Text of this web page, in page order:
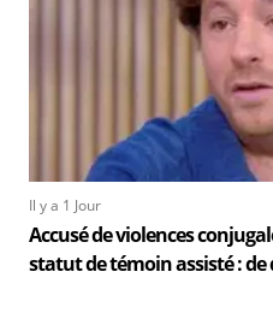
Il y a 1 Jour
Accusé de violences
statut de témoin assisté : de